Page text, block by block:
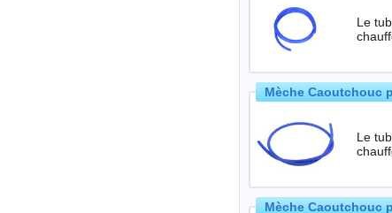
Le
Mèche Caoutchouc
Le
Mèche Caoutchouc